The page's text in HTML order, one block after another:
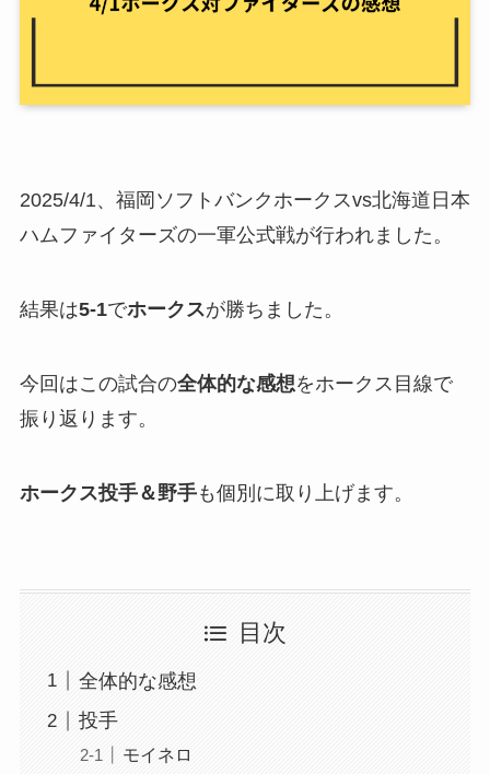
2025/4/1、福岡ソフトバンクホークスvs北海道日本
ハムファイターズの一軍公式戦が行われました。
結果は5-1でホークスが勝ちました。
今回はこの試合の全体的な感想をホークス目線で
振り返ります。
ホークス投手＆野手も個別に取り上げます。
目次
全体的な感想
投手
モイネロ